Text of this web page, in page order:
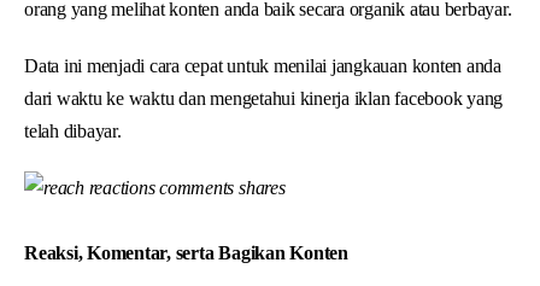
orang yang melihat konten anda baik secara organik atau berbayar.
Data ini menjadi cara cepat untuk menilai jangkauan konten anda
dari waktu ke waktu dan mengetahui kinerja iklan facebook yang
telah dibayar.
Reaksi, Komentar, serta Bagikan Konten